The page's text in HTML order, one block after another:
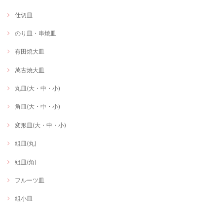
仕切皿
のり皿・串焼皿
有田焼大皿
萬古焼大皿
丸皿(大・中・小)
角皿(大・中・小)
変形皿(大・中・小)
組皿(丸)
組皿(角)
フルーツ皿
組小皿